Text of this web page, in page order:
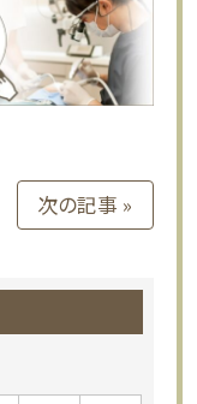
次の記事 »